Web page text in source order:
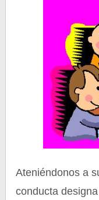
Ateniéndonos a
conducta